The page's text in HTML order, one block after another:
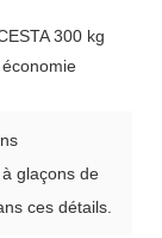
glaçons de
ces détails.